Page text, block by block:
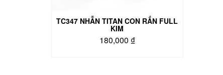
TC347 NHẪN TITAN CON RẮN FULL
KIM
180,000 ₫